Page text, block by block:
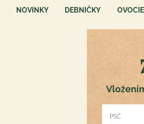
NOVINKY DEBNIČKY